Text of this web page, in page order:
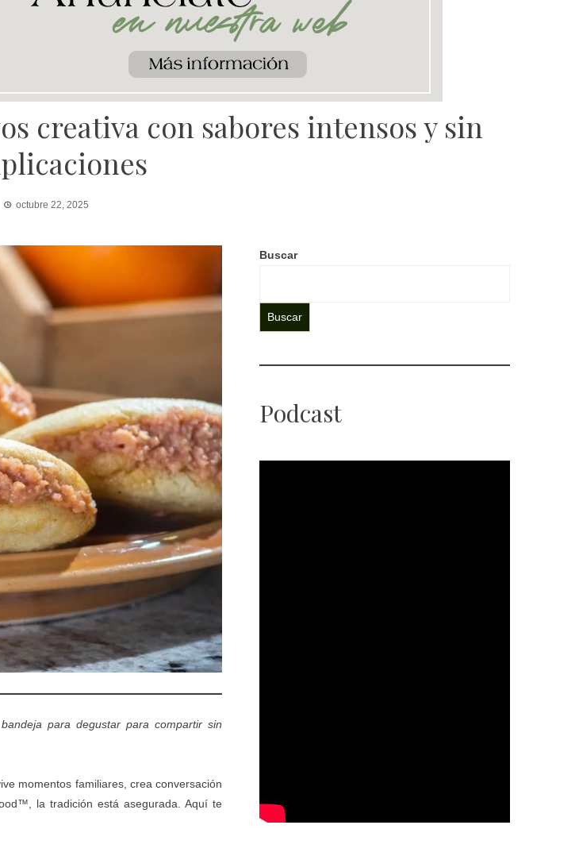
creativa con sabores intensos y sin
octubre 22, 2025
para degustar para compartir sin
momentos familiares, crea conversación
, la tradición está asegurada. Aquí te
Buscar
Buscar
Podcast